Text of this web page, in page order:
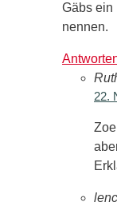
Gäbs ein
nennen.
22.